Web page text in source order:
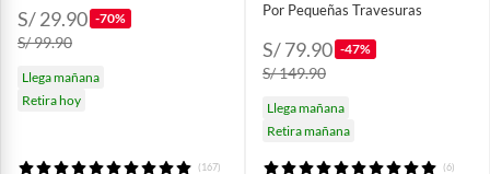
S/ 29.90 -70%
S/ 99.90
Llega mañana
Retira hoy
(167)
Por Pequeñas Travesuras
S/ 79.90 -47%
S/ 149.90
Llega mañana
Retira mañana
(6)